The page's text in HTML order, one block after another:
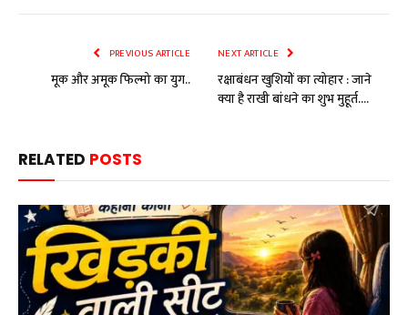
PREVIOUS ARTICLE
मूक और अमूक फिल्मो का युग..
NEXT ARTICLE
रक्षाबंधन खुशियों का त्योहार : जाने
क्या है राखी बांधने का शुभ मुहूर्त….
RELATED POSTS